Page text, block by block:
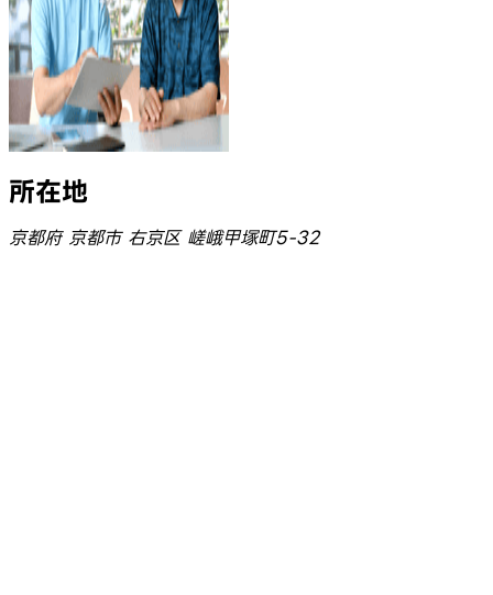
所在地
京都府 京都市 右京区 嵯峨甲塚町5-32